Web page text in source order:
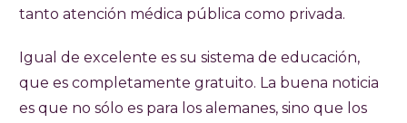
tanto atención médica pública como privada.
Igual de excelente es su sistema de educación,
que es completamente gratuito. La buena noticia
es que no sólo es para los alemanes, sino que los